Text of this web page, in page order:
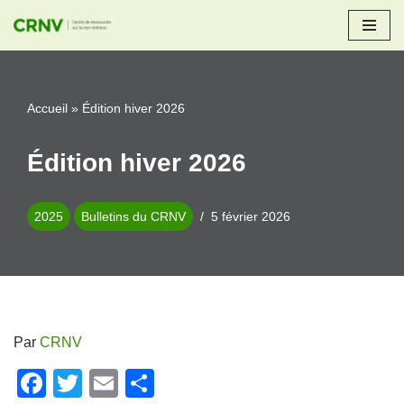
Aller
Accueil » Édition hiver 2026
Édition hiver 2026
2025 Bulletins du CRNV 5 février 2026
Par CRNV
F
T
E